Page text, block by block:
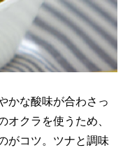
かな酸味が合わさっ
オクラを使うため、
がコツ。ツナと調味